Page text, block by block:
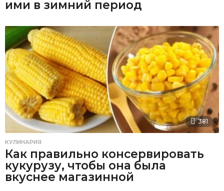
ими в зимний период
381
КУЛИНАРИЯ
Как правильно консервировать
кукурузу, чтобы она была
вкуснее магазинной